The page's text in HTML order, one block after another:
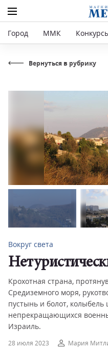
Город ММК
Вернуться в рубрику
28 июля 2023 Мария
Вокруг света
Крохотная страна,
Средиземного моря,
пустынь и болот,
непрекращающихся
Израиль.